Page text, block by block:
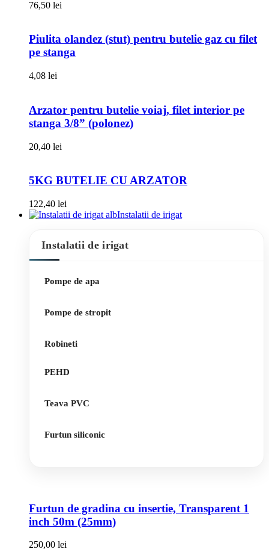
76,50 lei
Piulita olandez (stut) pentru butelie gaz cu filet
pe stanga
4,08 lei
Arzator pentru butelie voiaj, filet interior pe
stanga 3/8” (polonez)
20,40 lei
5KG BUTELIE CU ARZATOR
122,40 lei
Instalatii de irigat
Instalatii de irigat
Pompe de apa
Pompe de stropit
Robineti
PEHD
Teava PVC
Furtun siliconic
Furtun de gradina cu insertie, Transparent 1
inch 50m (25mm)
250,00 lei